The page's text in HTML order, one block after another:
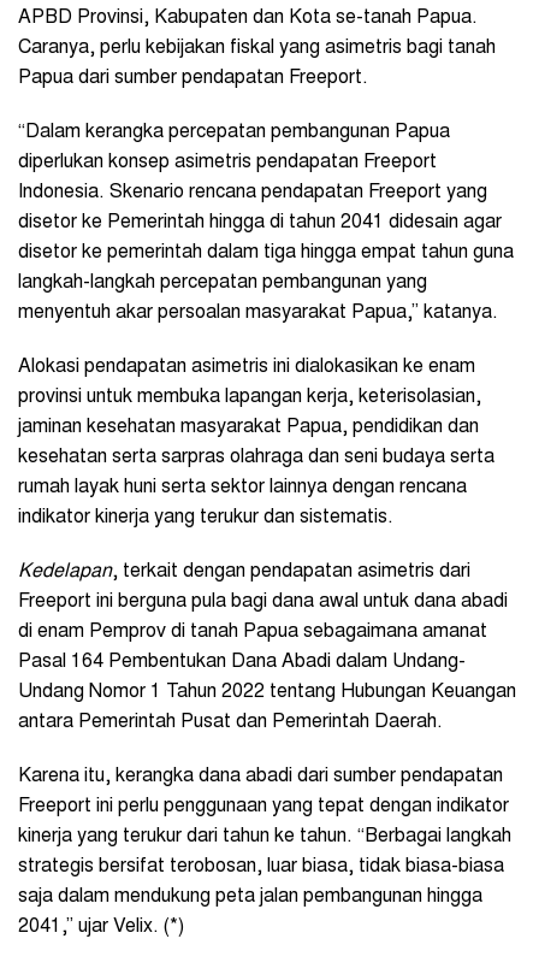
APBD Provinsi, Kabupaten dan Kota se-tanah Papua.
Caranya, perlu kebijakan fiskal yang asimetris bagi tanah
Papua dari sumber pendapatan Freeport.
“Dalam kerangka percepatan pembangunan Papua
diperlukan konsep asimetris pendapatan Freeport
Indonesia. Skenario rencana pendapatan Freeport yang
disetor ke Pemerintah hingga di tahun 2041 didesain agar
disetor ke pemerintah dalam tiga hingga empat tahun guna
langkah-langkah percepatan pembangunan yang
menyentuh akar persoalan masyarakat Papua,” katanya.
Alokasi pendapatan asimetris ini dialokasikan ke enam
provinsi untuk membuka lapangan kerja, keterisolasian,
jaminan kesehatan masyarakat Papua, pendidikan dan
kesehatan serta sarpras olahraga dan seni budaya serta
rumah layak huni serta sektor lainnya dengan rencana
indikator kinerja yang terukur dan sistematis.
Kedelapan, terkait dengan pendapatan asimetris dari
Freeport ini berguna pula bagi dana awal untuk dana abadi
di enam Pemprov di tanah Papua sebagaimana amanat
Pasal 164 Pembentukan Dana Abadi dalam Undang-
Undang Nomor 1 Tahun 2022 tentang Hubungan Keuangan
antara Pemerintah Pusat dan Pemerintah Daerah.
Karena itu, kerangka dana abadi dari sumber pendapatan
Freeport ini perlu penggunaan yang tepat dengan indikator
kinerja yang terukur dari tahun ke tahun. “Berbagai langkah
strategis bersifat terobosan, luar biasa, tidak biasa-biasa
saja dalam mendukung peta jalan pembangunan hingga
2041,” ujar Velix. (*)